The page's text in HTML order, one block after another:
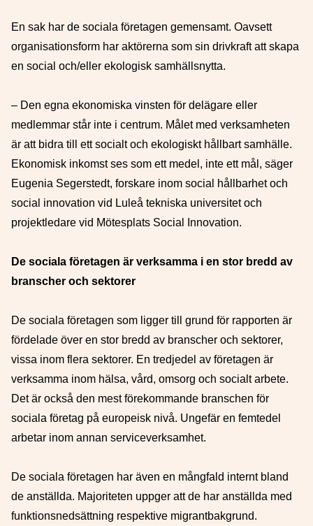
En sak har de sociala företagen gemensamt. Oavsett
organisationsform har aktörerna som sin drivkraft att skapa
en social och/eller ekologisk samhällsnytta.
– Den egna ekonomiska vinsten för delägare eller
medlemmar står inte i centrum. Målet med verksamheten
är att bidra till ett socialt och ekologiskt hållbart samhälle.
Ekonomisk inkomst ses som ett medel, inte ett mål, säger
Eugenia Segerstedt, forskare inom social hållbarhet och
social innovation vid Luleå tekniska universitet och
projektledare vid Mötesplats Social Innovation.
De sociala företagen är verksamma i en stor bredd av
branscher och sektorer
De sociala företagen som ligger till grund för rapporten är
fördelade över en stor bredd av branscher och sektorer,
vissa inom flera sektorer. En tredjedel av företagen är
verksamma inom hälsa, vård, omsorg och socialt arbete.
Det är också den mest förekommande branschen för
sociala företag på europeisk nivå. Ungefär en femtedel
arbetar inom annan serviceverksamhet.
De sociala företagen har även en mångfald internt bland
de anställda. Majoriteten uppger att de har anställda med
funktionsnedsättning respektive migrantbakgrund.